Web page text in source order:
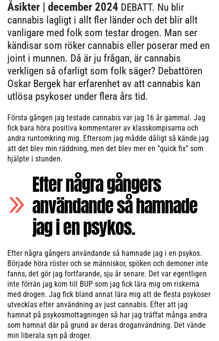
Åsikter | december 2024 DEBATT. Nu blir
cannabis lagligt i allt fler länder och det blir allt
vanligare med folk som testar drogen. Man ser
kändisar som röker cannabis eller poserar med en
joint i munnen. Då är ju frågan, är cannabis
verkligen så ofarligt som folk säger? Debattören
Oskar Bergek har erfarenhet av att cannabis kan
utlösa psykoser under flera års tid.
Första gången jag testade cannabis var jag 16 år gammal. Jag
fick bara höra positiva kommentarer av klasskompisarna och
andra runtomkring mig. Eftersom jag mådde dåligt så kände jag
att det blev min räddning, men det blev mer en ”quick fix” som
hjälpte i stunden.
Efter några gångers
användande så hamnade
jag i en psykos.
Efter några gångers användande så hamnade jag i en psykos.
Började höra röster och se människor, spöken och demoner inte
fanns, det gör jag fortfarande, sju år senare. Det var egentligen
inte förrän jag kom till BUP som jag fick lära mig om riskerna
med drogen. Jag fick bland annat lära mig att de flesta psykoser
utvecklas efter användning av just cannabis. Efter att jag
hamnat på psykosmottagningen så har jag träffat många andra
som hamnat där på grund av deras droganvändning. Det vände
min liberala syn på droger.